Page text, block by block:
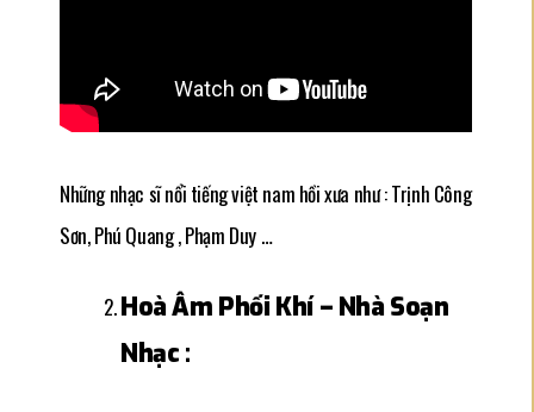
Những nhạc sĩ nổi tiếng việt nam hồi xưa như : Trịnh Công
Sơn, Phú Quang , Phạm Duy …
Hoà Âm Phối Khí – Nhà Soạn
Nhạc :